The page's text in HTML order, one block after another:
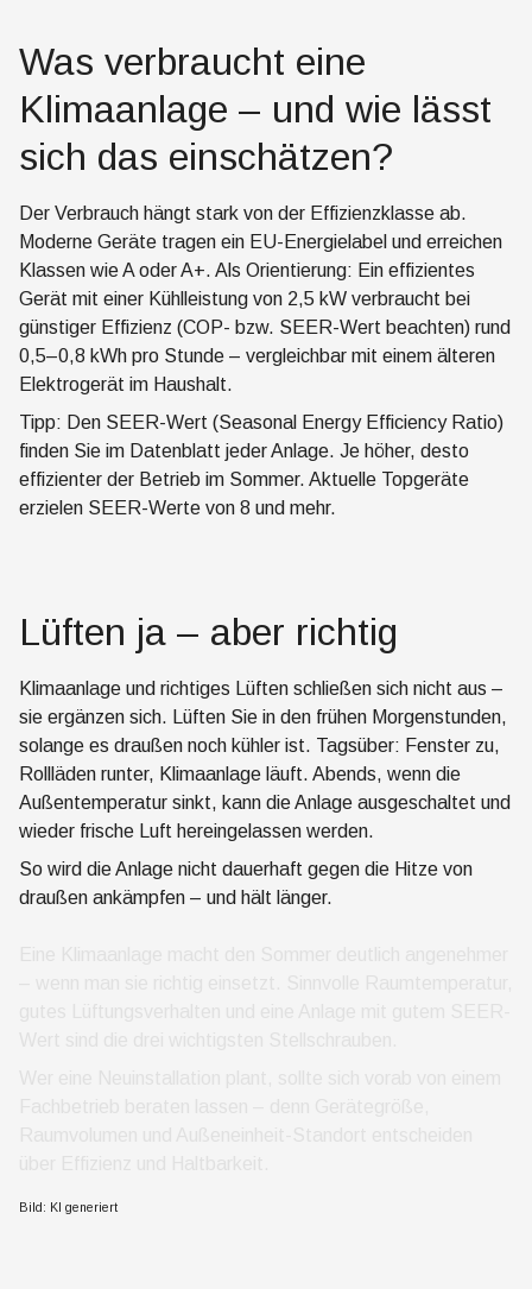
Was verbraucht eine
Klimaanlage – und wie lässt
sich das einschätzen?
Der Verbrauch hängt stark von der Effizienzklasse ab.
Moderne Geräte tragen ein EU-Energielabel und erreichen
Klassen wie A oder A+. Als Orientierung: Ein effizientes
Gerät mit einer Kühlleistung von 2,5 kW verbraucht bei
günstiger Effizienz (COP- bzw. SEER-Wert beachten) rund
0,5–0,8 kWh pro Stunde – vergleichbar mit einem älteren
Elektrogerät im Haushalt.
Tipp: Den SEER-Wert (Seasonal Energy Efficiency Ratio)
finden Sie im Datenblatt jeder Anlage. Je höher, desto
effizienter der Betrieb im Sommer. Aktuelle Topgeräte
erzielen SEER-Werte von 8 und mehr.
Lüften ja – aber richtig
Klimaanlage und richtiges Lüften schließen sich nicht aus –
sie ergänzen sich. Lüften Sie in den frühen Morgenstunden,
solange es draußen noch kühler ist. Tagsüber: Fenster zu,
Rollläden runter, Klimaanlage läuft. Abends, wenn die
Außentemperatur sinkt, kann die Anlage ausgeschaltet und
wieder frische Luft hereingelassen werden.
So wird die Anlage nicht dauerhaft gegen die Hitze von
draußen ankämpfen – und hält länger.
Bild: KI generiert